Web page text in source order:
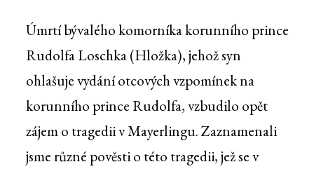
Úmrtí bývalého komorníka korunního prince
Rudolfa Loschka (Hložka), jehož syn
ohlašuje vydání otcových vzpomínek na
korunního prince Rudolfa, vzbudilo opět
zájem o tragedii v Mayerlingu. Zaznamenali
jsme různé pověsti o této tragedii, jež se v